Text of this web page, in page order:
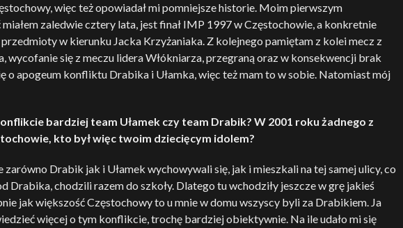
więc też opowiadał mi pomniejsze historie. Moim pierwszym
zaledwie cztery lata, jest finał IMP 1997 w Częstochowie, a konkretnie
w kierunku Jacka Krzyżaniaka. Z kolejnego pamiętam z kolei mecz z
wycofanie się z meczu lidera Włókniarza, przegraną oraz w konsekwencji brak
o apogeum konfliktu Drabika i Ułamka, więc też mam to w sobie. Natomiast mój
bardziej team Ułamek czy team Drabik? W 2001 roku żadnego z
kto był więc twoim dziecięcym idolem?
Drabik jak i Ułamek wychowywali się, jak i mieszkali na tej samej ulicy, co
Drabika, chodzili razem do szkoły. Dlatego tu wchodziły jeszcze w grę jakieś
jak większość Częstochowy to u mnie w domu wszyscy byli za Drabikiem. Ja
więcej o tym konflikcie, trochę bardziej obiektywnie. Na ile udało mi się